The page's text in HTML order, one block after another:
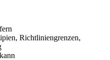
Richtliniengrenzen,